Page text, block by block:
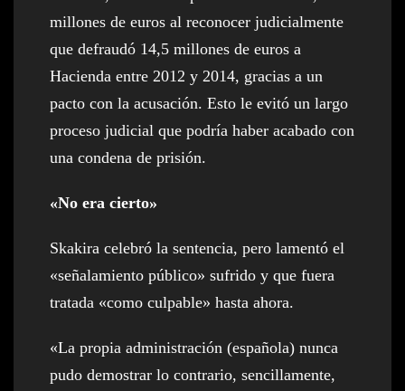
millones de euros al reconocer judicialmente
que defraudó 14,5 millones de euros a
Hacienda entre 2012 y 2014, gracias a un
pacto con la acusación. Esto le evitó un largo
proceso judicial que podría haber acabado con
una condena de prisión.
«No era cierto»
Skakira celebró la sentencia, pero lamentó el
«señalamiento público» sufrido y que fuera
tratada «como culpable» hasta ahora.
«La propia administración (española) nunca
pudo demostrar lo contrario, sencillamente,